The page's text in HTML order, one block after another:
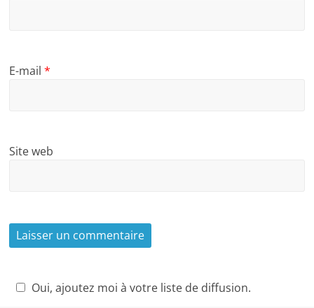
E-mail*
Site web
Oui, ajoutez moi à votre liste de diffusion.